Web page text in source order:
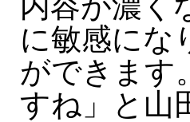
に敏感にな
ができます
すね」と山